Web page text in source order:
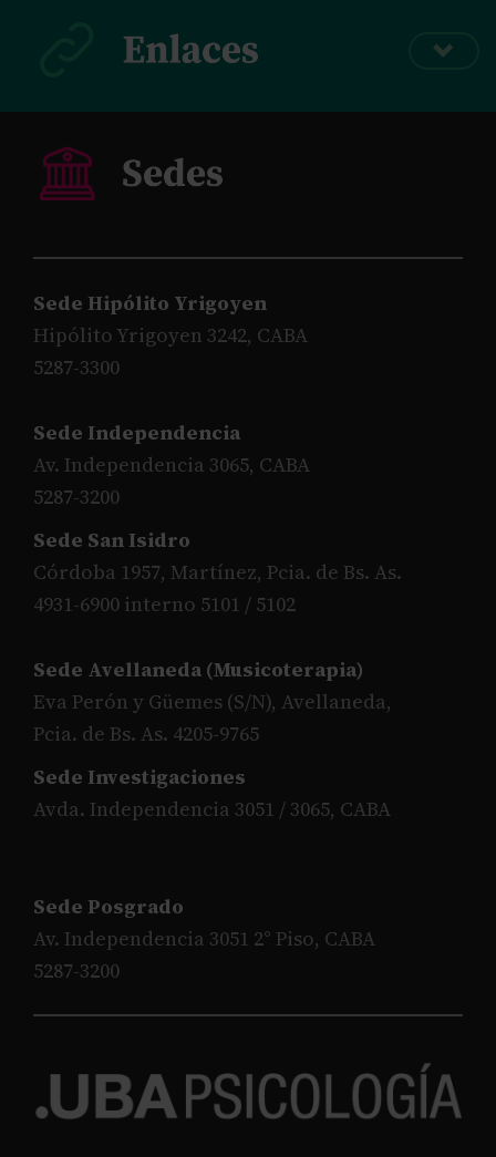
Sede Hipólito Yrigoyen
Hipólito Yrigoyen 3242, CABA
5287-3300
Sede Independencia
Av. Independencia 3065, CABA
5287-3200
Sede San Isidro
Córdoba 1957, Martínez, Pcia. de Bs. As.
4931-6900 interno 5101 / 5102
Sede Avellaneda (Musicoterapia)
Eva Perón y Güemes (S/N), Avellaneda,
Pcia. de Bs. As. 4205-9765
Sede Investigaciones
Avda. Independencia 3051 / 3065, CABA
Sede Posgrado
Av. Independencia 3051 2° Piso, CABA
5287-3200